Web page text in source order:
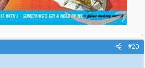
#20